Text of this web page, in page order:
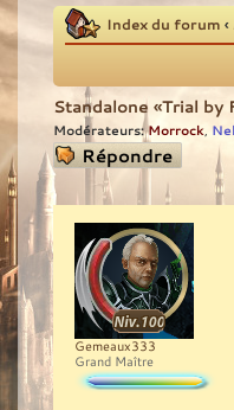
Index du forum ‹
Standalone «Trial
Modérateurs: Morrock,
Répondre
Gemeaux333
Grand Maître